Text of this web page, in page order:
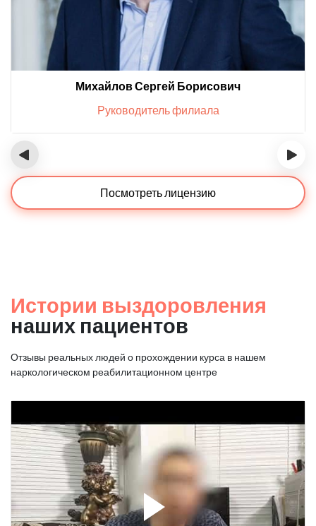
Михайлов Сергей Борисович
Руководитель филиала
‹ ›
Посмотреть лицензию
Истории выздоровления
наших пациентов
Отзывы реальных людей о прохождении курса в нашем
наркологическом реабилитационном центре